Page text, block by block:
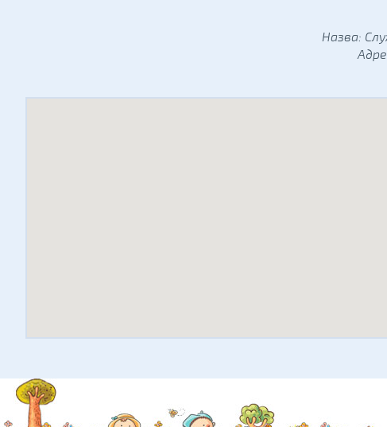
Назва: